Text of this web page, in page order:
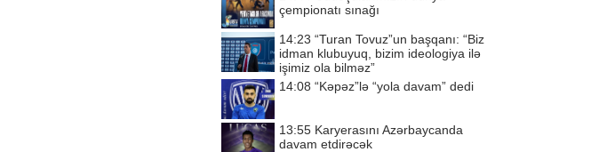
çempionatı sınağı
14:23 “Turan Tovuz”un başqanı: “Biz
idman klubuyuq, bizim ideologiya ilə
işimiz ola bilməz”
14:08 “Kəpəz”lə “yola davam” dedi
13:55 Karyerasını Azərbaycanda
davam etdirəcək